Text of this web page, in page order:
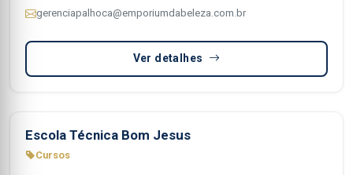
gerenciapalhoca@emporiumdabeleza.com.br
Ver detalhes
Escola Técnica Bom Jesus
Cursos